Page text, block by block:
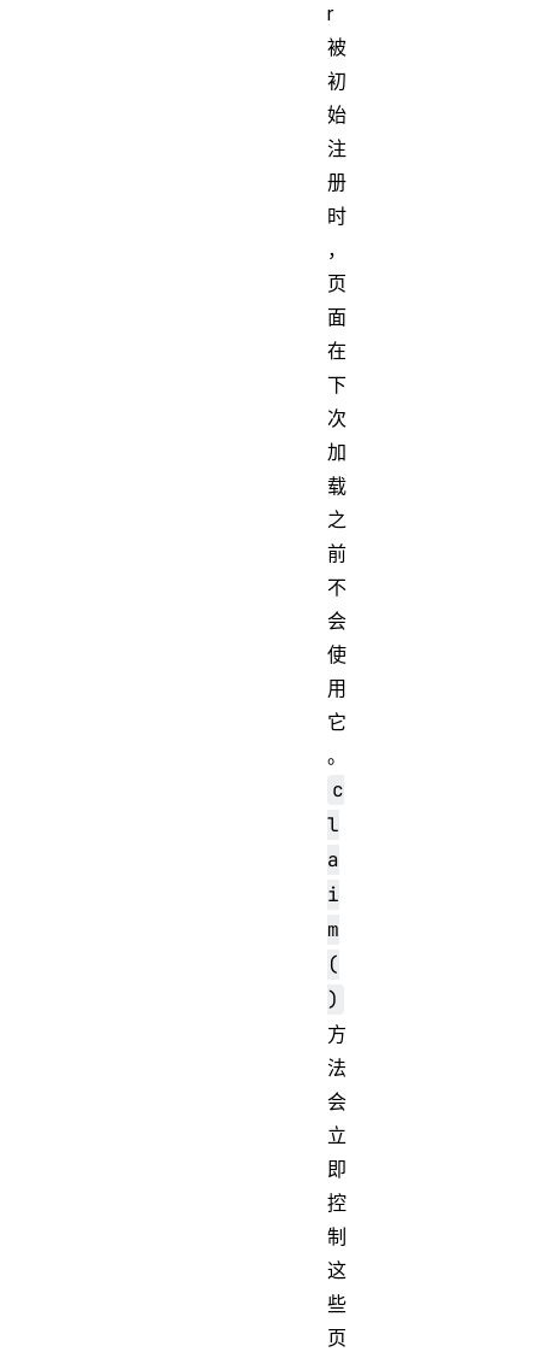
r
被
初
始
注
册
时
，
页
面
在
下
次
加
载
之
前
不
会
使
用
它
。
c
l
a
i
m
(
)
方
法
会
立
即
控
制
这
些
页